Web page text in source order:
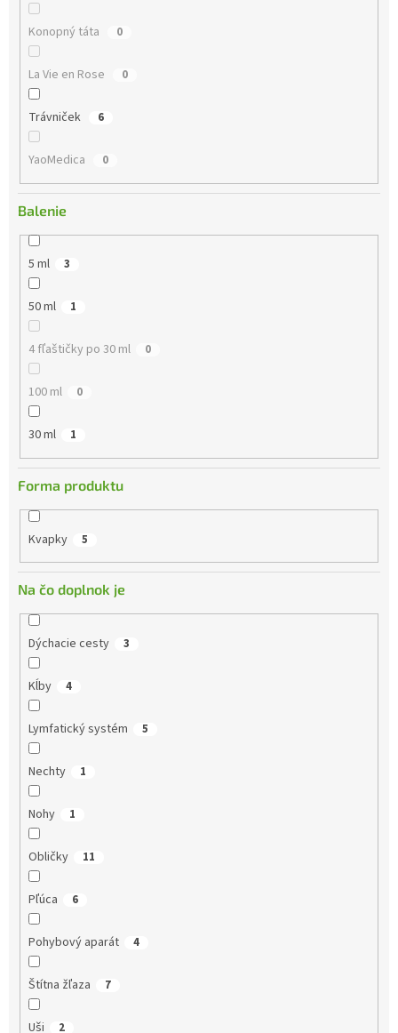
Konopný táta 0
La Vie en Rose 0
Trávniček 6
YaoMedica 0
Balenie
5 ml 3
50 ml 1
4 fľaštičky po 30 ml 0
100 ml 0
30 ml 1
Forma produktu
Kvapky 5
Na čo doplnok je
Dýchacie cesty 3
Kĺby 4
Lymfatický systém 5
Nechty 1
Nohy 1
Obličky 11
Pľúca 6
Pohybový aparát 4
Štítna žľaza 7
Uši 2